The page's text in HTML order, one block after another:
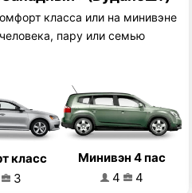
класса или на минивэне
пару или семью
класс
3
Минивэн 4 пас
4
4